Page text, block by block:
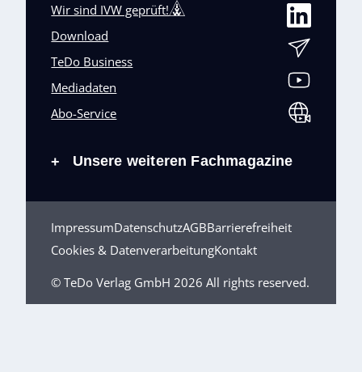
Wir sind IVW geprüft!
Download
TeDo Business
Mediadaten
Abo-Service
+ Unsere weiteren Fachmagazine
ImpressumDatenschutzAGBBarrierefreiheit
Cookies & DatenverarbeitungKontakt
© TeDo Verlag GmbH 2026 All rights reserved.